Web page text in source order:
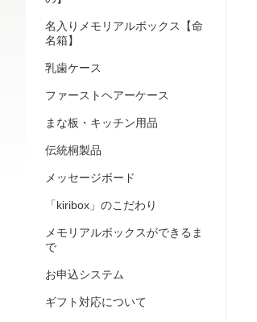
名入りメモリアルボックス【命
名箱】
乳歯ケース
ファーストヘアーケース
まな板・キッチン用品
伝統桐製品
メッセージボード
「kiribox」のこだわり
メモリアルボックスができるま
で
お申込システム
ギフト対応について